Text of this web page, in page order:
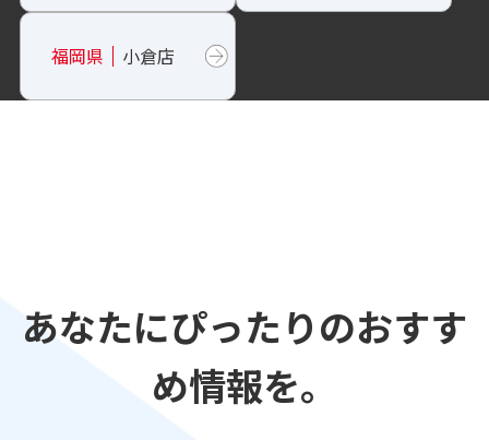
福岡県 小倉店
あなたにぴったりのおすす
め情報を。